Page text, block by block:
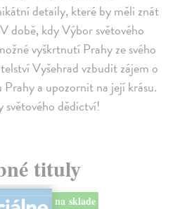
detaily, které by měli znát
době, kdy Výbor světového
vyškrtnutí Prahy ze svého
Vyšehrad vzbudit zájem o
a upozornit na její krásu.
světového dědictví!
tituly
na sklade